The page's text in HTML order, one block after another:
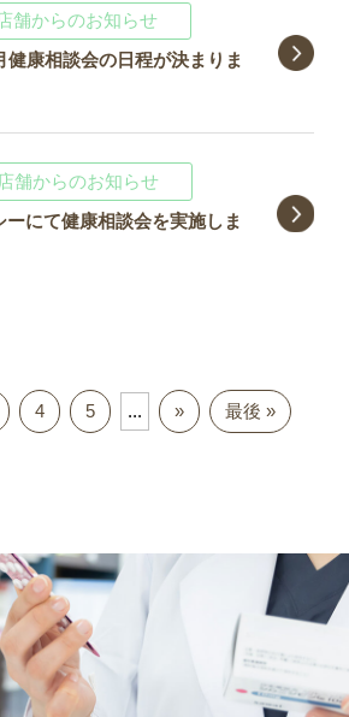
舗からのお知らせ
健康相談会の日程が決まりま
店舗からのお知らせ
ーにて健康相談会を実施しま
4 5 ... » 最後 »